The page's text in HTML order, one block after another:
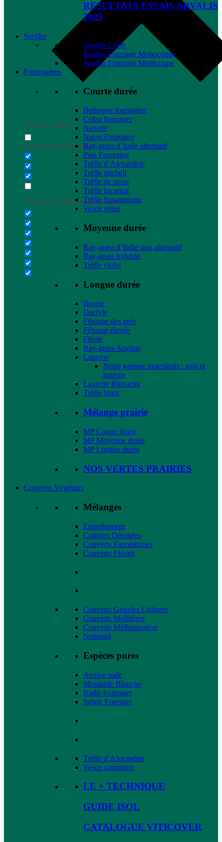
Generic filters
Exact matches only
Filter by Custom Post Type
RESULTATS ESSAIS ARVALIS
2025
Sorgho
Sorgho Grain
Sorgho Fourrage Monocoupe
Sorgho Fourrage Multicoupe
Fourragères
Courte durée
Betterave fourragère
Colza fourrager
Navette
Navet Fourrager
Ray-grass d’Italie alternatif
Pois Fourrager
Trèfle d’Alexandrie
Trèfle micheli
Trèfle de perse
Trèfle Incarnat
Trèfle Squarrosum
Vesce velue
Moyenne durée
Ray-grass d’Italie non-alternatif
Ray-grass hybride
Trèfle violet
Longue durée
Brome
Dactyle
Fétuque des prés
Fétuque élevée
Fléole
Ray-grass Anglais
Luzerne
Notre gamme inoculants : soja et
luzerne
Luzerne Rhizactiv
Trèfle blanc
Mélange prairie
MP Courte durée
MP Moyenne durée
MP Longue durée
NOS VERTES PRAIRIES
Couverts Végétaux
Mélanges
Enherbement
Cultures Dérobées
Couverts Faunistiques
Couverts Fleuris
Couverts Grandes Cultures
Couverts Mellifères
Couverts Méthanisation
Nemasol
Espèces pures
Avoine rude
Moutarde Blanche
Radis fourrager
Seigle Forestier
Trèfle d’Alexandrie
Vesce commune
LE + TECHNIQUE
GUIDE ISOL
CATALOGUE VITICOVER